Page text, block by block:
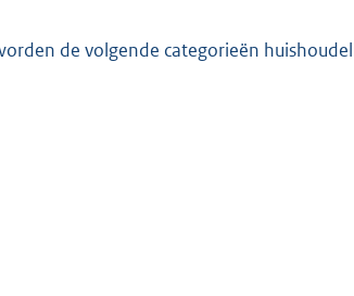
de volgende categorieën